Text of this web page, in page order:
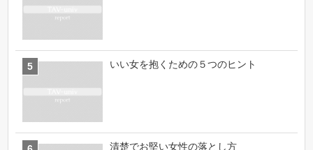
いい女を抱くための５つのヒント
清楚でお堅い女性の落とし方